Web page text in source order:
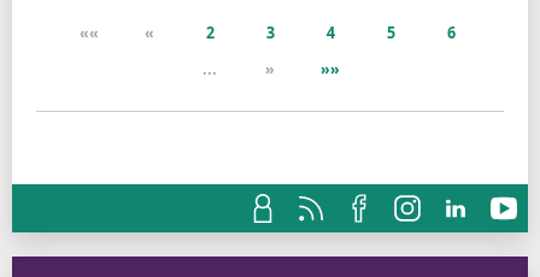
«« « 2 3 4 5
6
...
» »»